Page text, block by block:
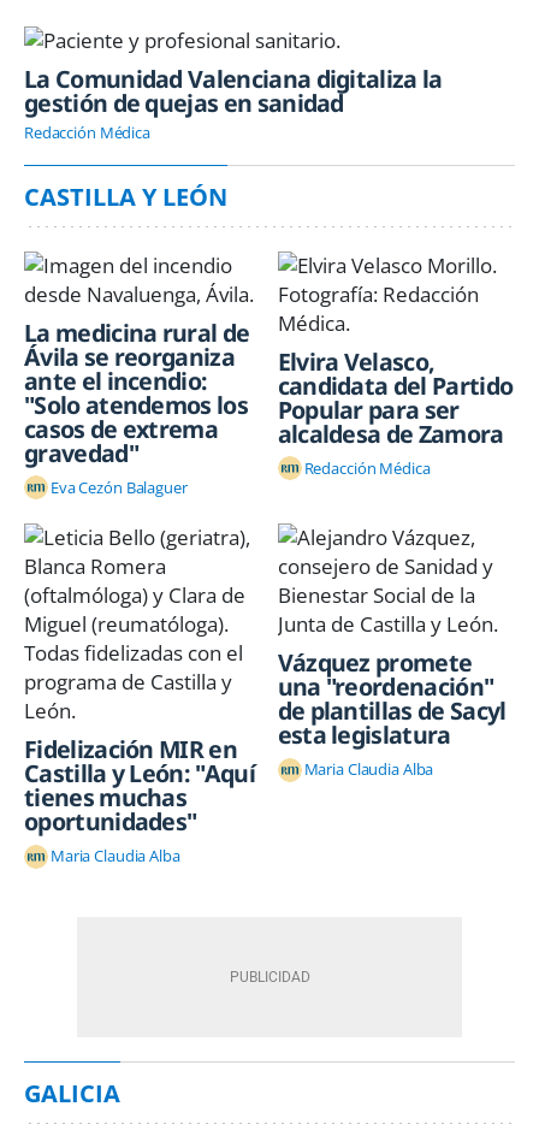
La Comunidad Valenciana digitaliza la
gestión de quejas en sanidad
Redacción Médica
CASTILLA Y LEÓN
La medicina rural de
Ávila se reorganiza
ante el incendio:
"Solo atendemos los
casos de extrema
gravedad"
Eva Cezón Balaguer
Elvira Velasco,
candidata del Partido
Popular para ser
alcaldesa de Zamora
Redacción Médica
Fidelización MIR en
Castilla y León: "Aquí
tienes muchas
oportunidades"
Maria Claudia Alba
Vázquez promete
una "reordenación"
de plantillas de Sacyl
esta legislatura
Maria Claudia Alba
GALICIA